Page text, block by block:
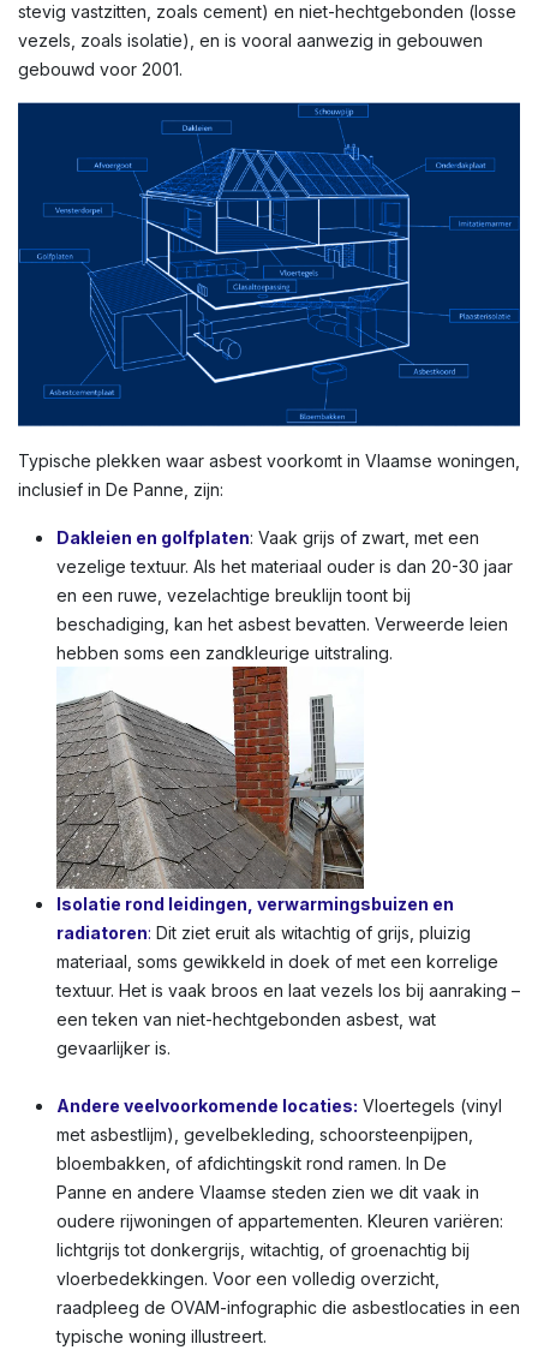
stevig vastzitten, zoals cement) en niet-hechtgebonden (losse
vezels, zoals isolatie), en is vooral aanwezig in gebouwen
gebouwd voor 2001.
Typische plekken waar asbest voorkomt in Vlaamse woningen,
inclusief in De Panne, zijn:
Dakleien en golfplaten: Vaak grijs of zwart, met een
vezelige textuur. Als het materiaal ouder is dan 20-30 jaar
en een ruwe, vezelachtige breuklijn toont bij
beschadiging, kan het asbest bevatten. Verweerde leien
hebben soms een zandkleurige uitstraling.
Isolatie rond leidingen, verwarmingsbuizen en
radiatoren: Dit ziet eruit als witachtig of grijs, pluizig
materiaal, soms gewikkeld in doek of met een korrelige
textuur. Het is vaak broos en laat vezels los bij aanraking –
een teken van niet-hechtgebonden asbest, wat
gevaarlijker is.
Andere veelvoorkomende locaties:
Vloertegels (vinyl
met asbestlijm), gevelbekleding, schoorsteenpijpen,